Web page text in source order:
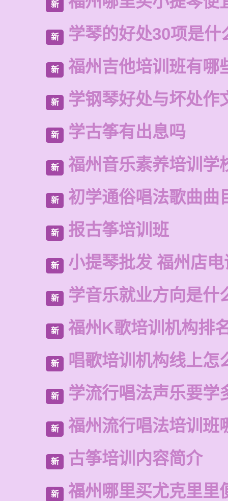
新
新 学琴的好处30项是什
新 福州吉他培训班有哪
新 学钢琴好处与坏处作
新 学古筝有出息吗
新 福州音乐素养培训学
新 初学通俗唱法歌曲曲
新 报古筝培训班
新 小提琴批发 福州店
新 学音乐就业方向是什
新 福州K歌培训机构排
新 唱歌培训机构线上怎
新 学流行唱法声乐要学
新 福州流行唱法培训班
新 古筝培训内容简介
新 福州哪里买尤克里里